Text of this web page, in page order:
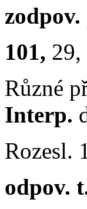
zodpov.
101,
Různé
Interp.
Rozesl.
odpov.